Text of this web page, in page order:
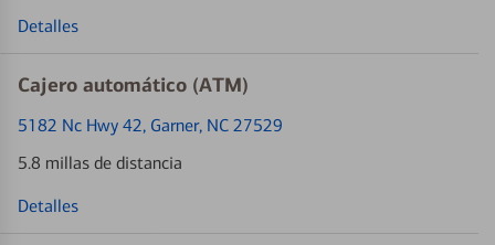
Detalles
Cajero automático (ATM)
5182 Nc Hwy 42, Garner, NC 27529
5.8 millas de distancia
Detalles